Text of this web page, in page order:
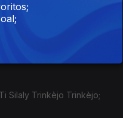
Prince
Silaly Trinkèjo Trinkèjo;